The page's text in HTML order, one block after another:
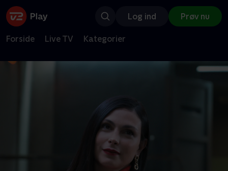
Log ind Prøv nu
Forside Live TV Kategorier